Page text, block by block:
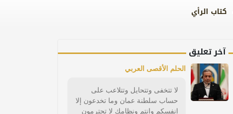
كتاب الرأي
آخر تعليق
الحلم الأقصى العربي
لا تتخفى وتتحايل وتتلاعب على
حساب سلطنة عمان وما تخدعون إلا
انفسكم وانتم ونظامك لا تحترمون